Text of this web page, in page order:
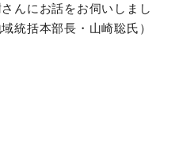
んにお話をお伺いしまし
統括本部長・山崎聡氏）